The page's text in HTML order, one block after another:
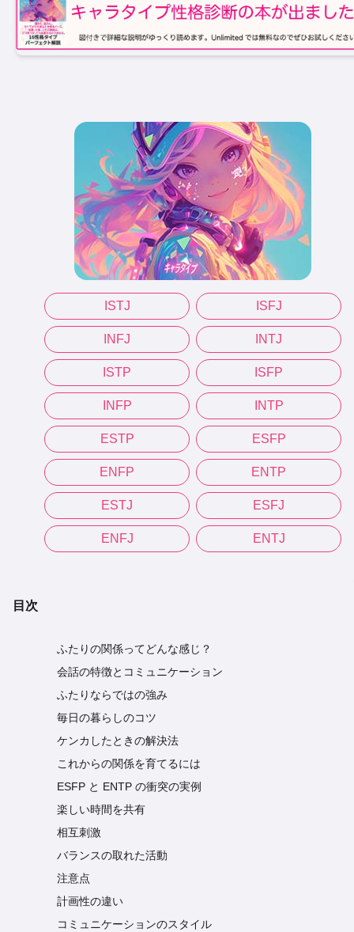
ISTJ ISFJ
INFJ INTJ
ISTP ISFP
INFP INTP
ESTP ESFP
ENFP ENTP
ESTJ ESFJ
ENFJ ENTJ
目次
ふたりの関係ってどんな感じ？
会話の特徴とコミュニケーション
ふたりならではの強み
毎日の暮らしのコツ
ケンカしたときの解決法
これからの関係を育てるには
ESFP と ENTP の衝突の実例
楽しい時間を共有
相互刺激
バランスの取れた活動
注意点
計画性の違い
コミュニケーションのスタイル